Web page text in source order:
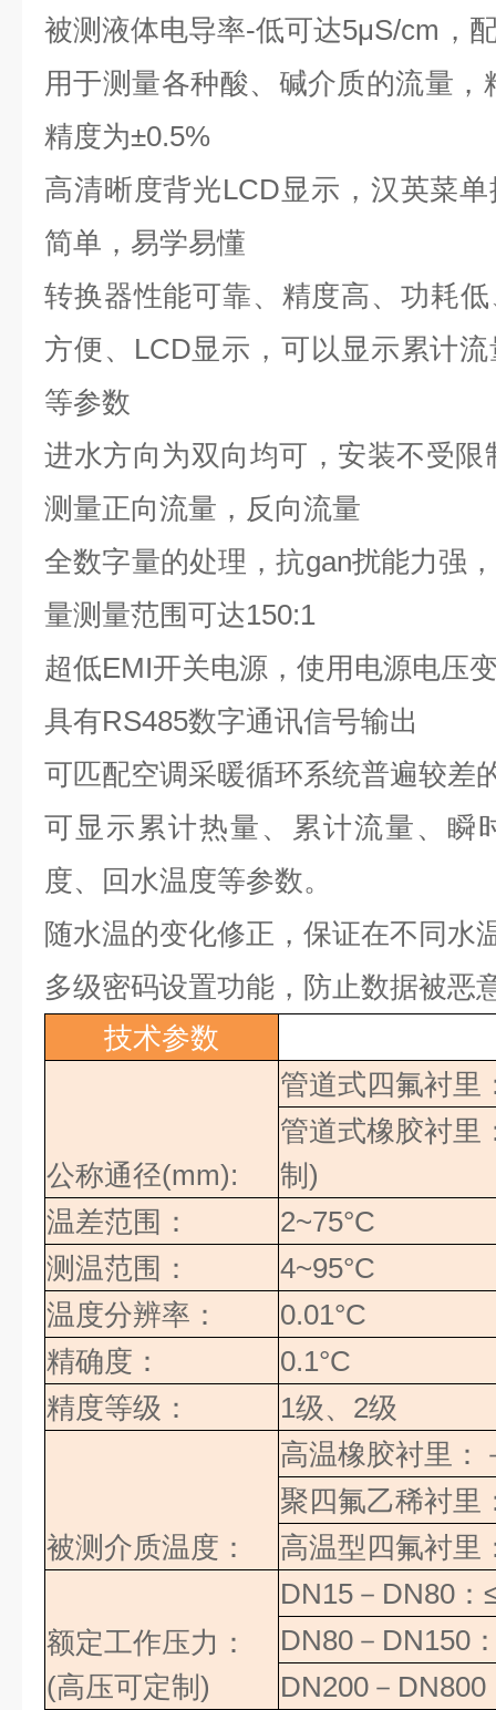
被测液体电导率-低可达5μS/cm ，
用于测量各种酸、碱介质的流量
精度为±0.5%
高清晰度背光LCD显示，汉英菜
简单，易学易懂
转换器性能可靠、精度高、功耗
方便、 LCD显示，可以显示累计
等参数
进水方向为双向均可，安装不受限
测量正向流量，反向流量
全数字量的处理，抗gan扰能力强
量测量范围可达150:1
超低EMI开关电源，使用电源电压
具有RS485数字通讯信号输出
可匹配空调采暖循环系统普遍较差
可显示累计热量、累计流量、瞬
度、回水温度等参数。
随水温的变化修正，保证在不同水
多级密码设置功能，防止数据被恶
技术参数
公称通径(mm):
管道式四氟衬里
管道式橡胶衬里
制 )
温差范围：
2~75°C
测温范围：
4~95°C
温度分辨率：
0.01°C
精确度：
0.1°C
精度等级：
1级、 2级
被测介质温度：
高温橡胶衬里：
聚四氟乙稀衬里
高温型四氟衬里
额定工作压力：
(高压可定制)
DN15 － DN80 ：
DN80 － DN150
DN200 － DN800